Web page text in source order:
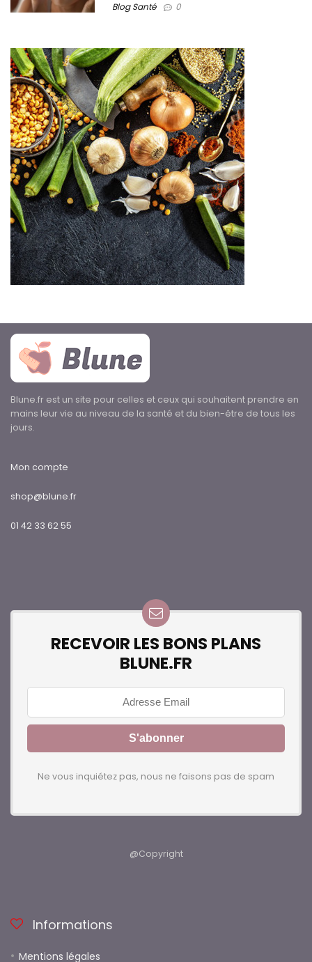
Blog Santé 0
Blune.fr est un site pour celles et ceux qui souhaitent prendre en
mains leur vie au niveau de la santé et du bien-être de tous les
jours.
Mon compte
shop@blune.fr
01 42 33 62 55
RECEVOIR LES BONS PLANS
BLUNE.FR
Ne vous inquiétez pas, nous ne faisons pas de spam
@Copyright
Informations
Mentions légales